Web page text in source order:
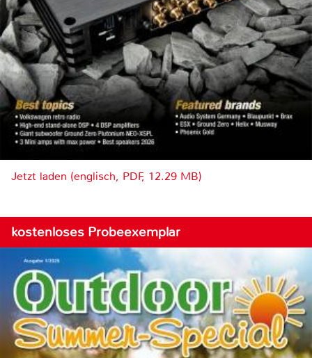
Jetzt laden (englisch, PDF, 12.29 MB)
kostenloses Probeexemplar